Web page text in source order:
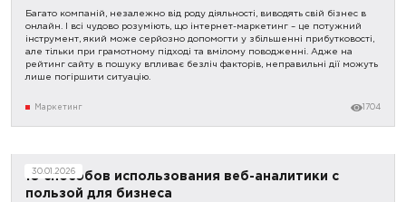
Багато компаній, незалежно від роду діяльності, виводять свій бізнес в
онлайн. І всі чудово розуміють, що інтернет-маркетинг – це потужний
інструмент, який може серйозно допомогти у збільшенні прибутковості,
але тільки при грамотному підході та вмілому поводженні. Адже на
рейтинг сайту в пошуку впливає безліч факторів, неправильні дії можуть
лише погіршити ситуацію.
Маркетинг 1704
30.01.2026
10 способов использования веб-аналитики с
пользой для бизнеса